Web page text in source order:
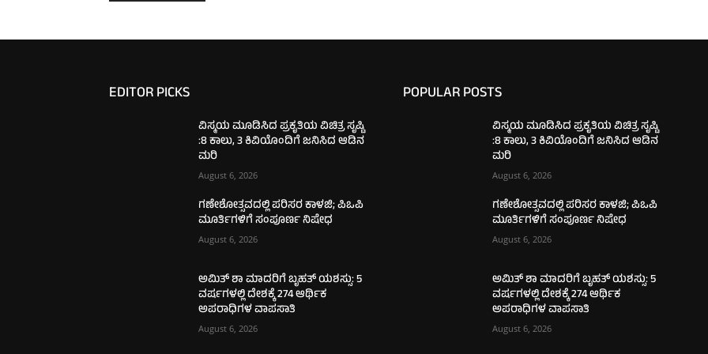
EDITOR PICKS
ವಿಸ್ಮಯ ಮೂಡಿಸಿದ ಪ್ರಕೃತಿಯ ವಿಚಿತ್ರ ಸೃಷ್ಟಿ
:8 ಕಾಲು, 3 ಕಿವಿಯೊಂದಿಗೆ ಜನಿಸಿದ ಆಡಿನ
ಮರಿ
August 6, 2026
ಗಣೇಶೋತ್ಸವದಲ್ಲಿ ಪರಿಸರ ಕಾಳಜಿ; ಪಿಒಪಿ
ಮೂರ್ತಿಗಳಿಗೆ ಸಂಪೂರ್ಣ ನಿಷೇಧ
August 6, 2026
ಅಮಿತ್ ಶಾ ಮಾದರಿಗೆ ಬೃಹತ್ ಯಶಸ್ಸು: 5
ವರ್ಷಗಳಲ್ಲಿ ದೇಶಕ್ಕೆ 274 ಆರ್ಥಿಕ
ಅಪರಾಧಿಗಳ ವಾಪಸಾತಿ
August 6, 2026
POPULAR POSTS
ವಿಸ್ಮಯ ಮೂಡಿಸಿದ ಪ್ರಕೃತಿಯ ವಿಚಿತ್ರ ಸೃಷ್ಟಿ
:8 ಕಾಲು, 3 ಕಿವಿಯೊಂದಿಗೆ ಜನಿಸಿದ ಆಡಿನ
ಮರಿ
August 6, 2026
ಗಣೇಶೋತ್ಸವದಲ್ಲಿ ಪರಿಸರ ಕಾಳಜಿ; ಪಿಒಪಿ
ಮೂರ್ತಿಗಳಿಗೆ ಸಂಪೂರ್ಣ ನಿಷೇಧ
August 6, 2026
ಅಮಿತ್ ಶಾ ಮಾದರಿಗೆ ಬೃಹತ್ ಯಶಸ್ಸು: 5
ವರ್ಷಗಳಲ್ಲಿ ದೇಶಕ್ಕೆ 274 ಆರ್ಥಿಕ
ಅಪರಾಧಿಗಳ ವಾಪಸಾತಿ
August 6, 2026